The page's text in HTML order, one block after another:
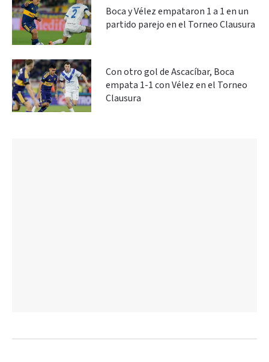
Boca y Vélez empataron 1 a 1 en un
partido parejo en el Torneo Clausura
Con otro gol de Ascacíbar, Boca
empata 1-1 con Vélez en el Torneo
Clausura